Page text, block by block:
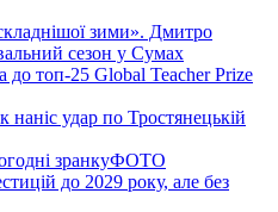
зими». Дмитро
сезон у Сумах
до топ-25 Global Teacher Prize
наніс удар по Тростянецькій
зранкуФОТО
до 2029 року, але без